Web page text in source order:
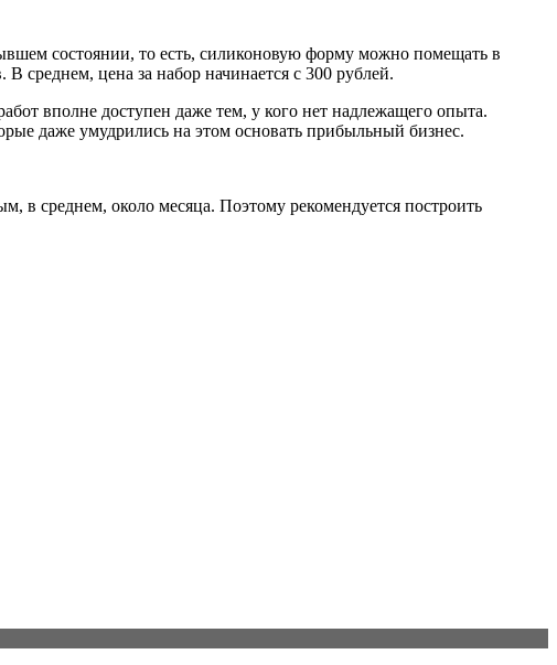
состоянии, то есть, силиконовую форму можно помещать в
среднем, цена за набор начинается с 300 рублей.
вполне доступен даже тем, у кого нет надлежащего опыта.
даже умудрились на этом основать прибыльный бизнес.
в среднем, около месяца. Поэтому рекомендуется построить